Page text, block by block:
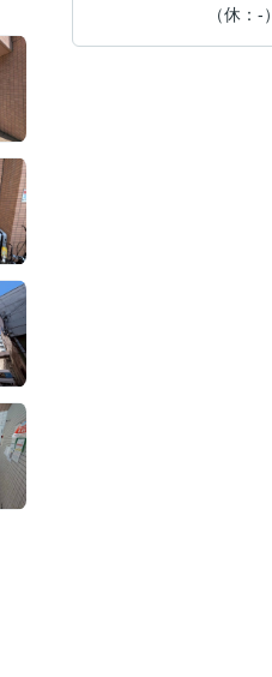
（休：-）